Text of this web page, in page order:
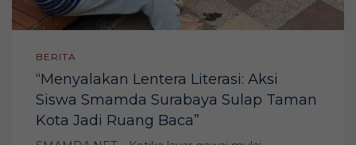
BERITA
“Menyalakan Lentera Literasi: Aksi
Siswa Smamda Surabaya Sulap Taman
Kota Jadi Ruang Baca”